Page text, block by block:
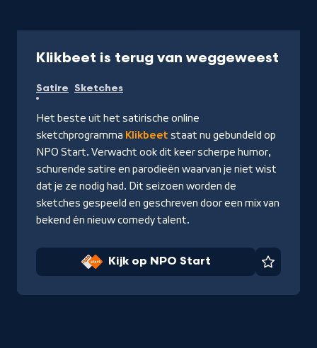
Klikbeet is terug van weggeweest
Satire Sketches
Het beste uit het satirische online
sketchprogramma Klikbeet staat nu gebundeld op
NPO Start. Verwacht ook dit keer scherpe humor,
schurende satire en parodieën waarvan je niet wist
dat je ze nodig had. Dit seizoen worden de
sketches gespeeld en geschreven door een mix van
bekend én nieuw comedy talent.
Kijk op NPO Start